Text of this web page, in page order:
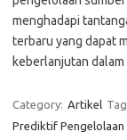
menghadapi
terbaru yang dapat
keberlanjutan
Category: Artikel
Prediktif Pengelolaan